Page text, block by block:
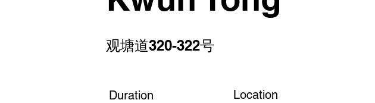
观塘道320-322号
Duration Location